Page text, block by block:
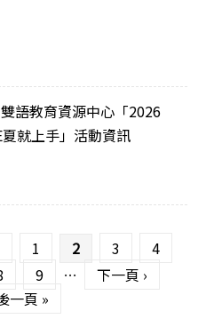
語教育資源中心「2026
就上手」活動資訊
1 2 3
4
9 …
下一頁 ›
一頁 »